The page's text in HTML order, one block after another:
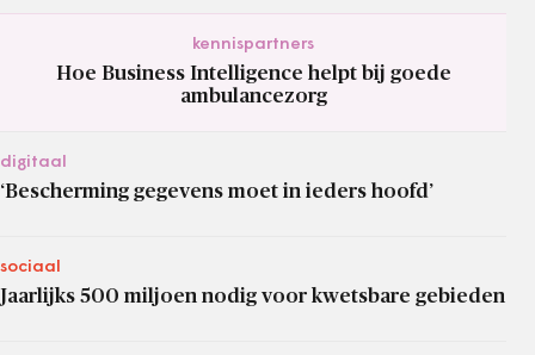
kennispartners
Hoe Business Intelligence helpt bij goede
ambulancezorg
digitaal
‘Bescherming gegevens moet in ieders hoofd’
sociaal
Jaarlijks 500 miljoen nodig voor kwetsbare gebieden